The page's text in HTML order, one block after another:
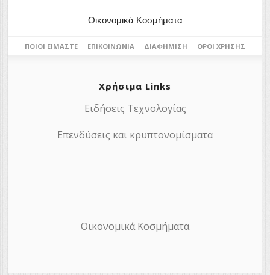
Οικονομικά Κοσμήματα
ΠΟΙΟΙ ΕΊΜΑΣΤΕ ΕΠΙΚΟΙΝΩΝΊΑ ΔΙΑΦΉΜΙΣΗ ΌΡΟΙ ΧΡΉΣΗΣ
Χρήσιμα Links
Ειδήσεις Τεχνολογίας
Επενδύσεις και κρυπτονομίσματα
Οικονομικά Κοσμήματα